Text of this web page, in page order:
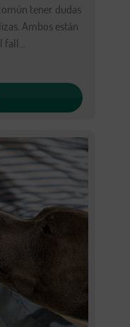
tener dudas
Ambos están
fall...